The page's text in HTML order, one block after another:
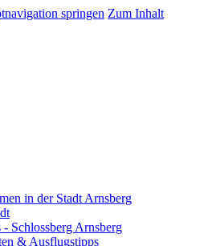
springen Zum Inhalt
in der Stadt Arnsberg
Schlossberg Arnsberg
& Ausflugstipps